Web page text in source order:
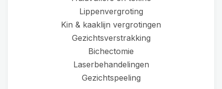
Lippenvergroting
Kin & kaaklijn vergrotingen
Gezichtsverstrakking
Bichectomie
Laserbehandelingen
Gezichtspeeling